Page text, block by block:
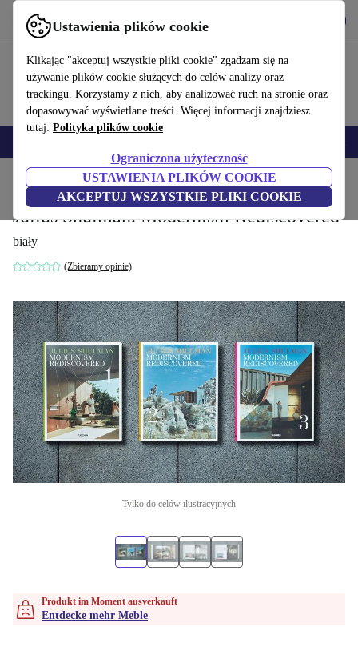
Ustawienia plików cookie
Klikając "akceptuj wszystkie pliki cookie" zgadzam się na
używanie plików cookie służących do celów analizy oraz
trackingu. Korzystamy z nich, aby analizować ruch na stronie oraz
dopasowywać wyświetlane treści. Więcej informacji znajdziesz
tutaj: Polityka plików cookie
Ograniczona użyteczność
USTAWIENIA PLIKÓW COOKIE
AKCEPTUJ WSZYSTKIE PLIKI COOKIE
Korzystaj z refurbed szybko i łatwo
Produkty Gospodarstwo domowe Meble
Julius Shulman. Modernism Rediscovered
biały
(Zbieramy opinie)
Tylko do celów ilustracyjnych
Produkt im Moment ausverkauft
Entdecke mehr Meble